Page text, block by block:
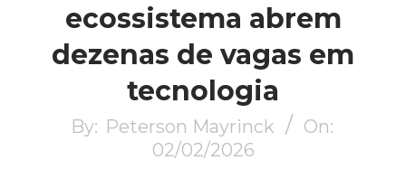
ecossistema abrem
dezenas de vagas em
tecnologia
By: Peterson Mayrinck
On:
02/02/2026